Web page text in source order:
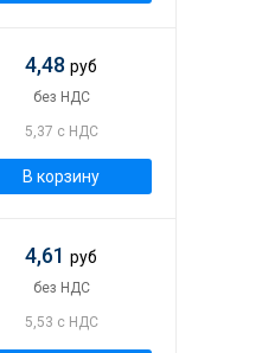
4,48руб
без НДС
5,37 с НДС
В корзину
4,61руб
без НДС
5,53 с НДС